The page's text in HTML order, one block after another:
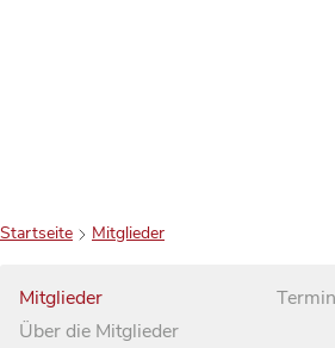
Startseite Mitglieder
Mitglieder
Über die Mitglieder